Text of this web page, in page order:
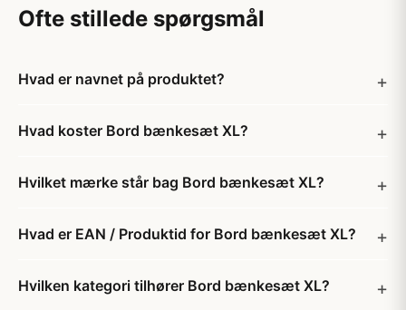
Ofte stillede spørgsmål
Hvad er navnet på produktet?
Hvad koster Bord bænkesæt XL?
Hvilket mærke står bag Bord bænkesæt XL?
Hvad er EAN / Produktid for Bord bænkesæt XL?
Hvilken kategori tilhører Bord bænkesæt XL?